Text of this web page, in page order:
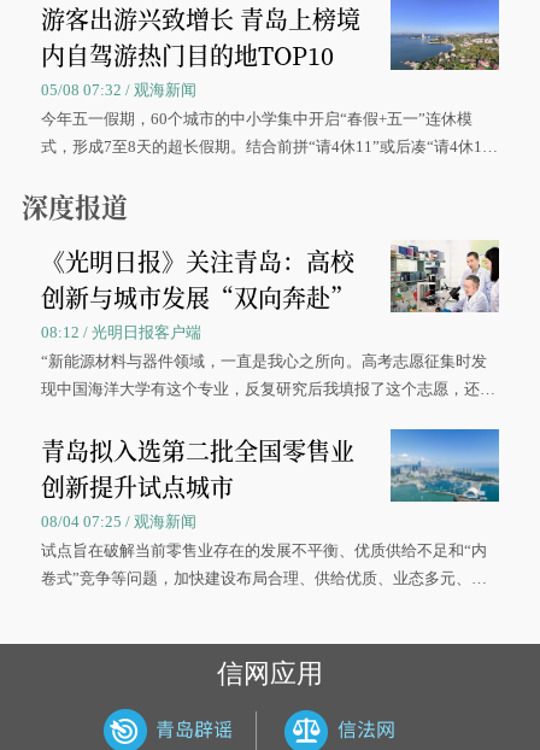
游客出游兴致增长 青岛上榜境
内自驾游热门目的地TOP10
05/08 07:32 / 观海新闻
今年五一假期，60个城市的中小学集中开启“春假+五一”连休模
式，形成7至8天的超长假期。结合前拼“请4休11”或后凑“请4休1
深度报道
《光明日报》关注青岛：高校
创新与城市发展“双向奔赴”
08:12 / 光明日报客户端
“新能源材料与器件领域，一直是我心之所向。高考志愿征集时发
现中国海洋大学有这个专业，反复研究后我填报了这个志愿，还真
大学材料科学与工程学院材料类专业的录取通知书。
青岛拟入选第二批全国零售业
创新提升试点城市
08/04 07:25 / 观海新闻
试点旨在破解当前零售业存在的发展不平衡、优质供给不足和“内
卷式”竞争等问题，加快建设布局合理、供给优质、业态多元、智
信网应用